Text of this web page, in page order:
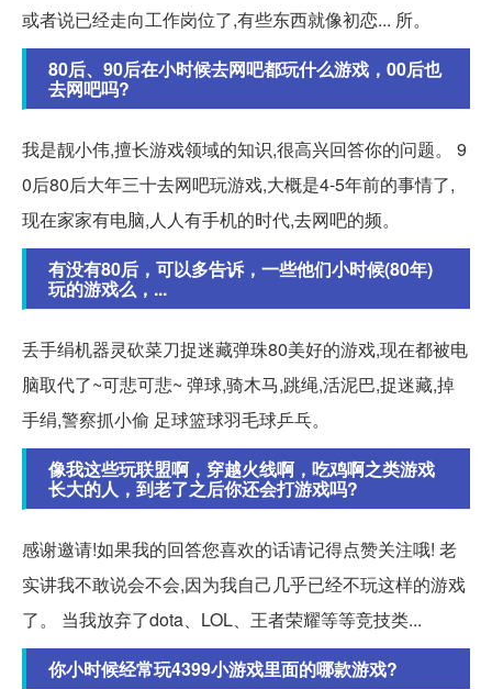
或者说已经走向工作岗位了,有些东西就像初恋... 所。
80后、90后在小时候去网吧都玩什么游戏，00后也
去网吧吗?
我是靓小伟,擅长游戏领域的知识,很高兴回答你的问题。 9
0后80后大年三十去网吧玩游戏,大概是4-5年前的事情了,
现在家家有电脑,人人有手机的时代,去网吧的频。
有没有80后，可以多告诉，一些他们小时候(80年)
玩的游戏么，...
丢手绢机器灵砍菜刀捉迷藏弹珠80美好的游戏,现在都被电
脑取代了~可悲可悲~ 弹球,骑木马,跳绳,活泥巴,捉迷藏,掉
手绢,警察抓小偷 足球篮球羽毛球乒乓。
像我这些玩联盟啊，穿越火线啊，吃鸡啊之类游戏
长大的人，到老了之后你还会打游戏吗?
感谢邀请!如果我的回答您喜欢的话请记得点赞关注哦! 老
实讲我不敢说会不会,因为我自己几乎已经不玩这样的游戏
了。 当我放弃了dota、LOL、王者荣耀等等竞技类...
你小时候经常玩4399小游戏里面的哪款游戏?